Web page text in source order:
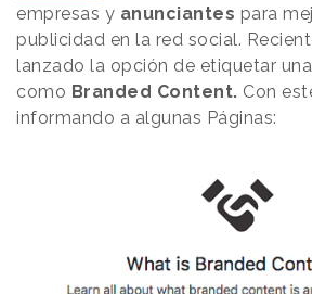
empresas y anunciantes para
publicidad en la red social.
lanzado la opción de etiquetar
como Branded Content. Con
informando a algunas Páginas: